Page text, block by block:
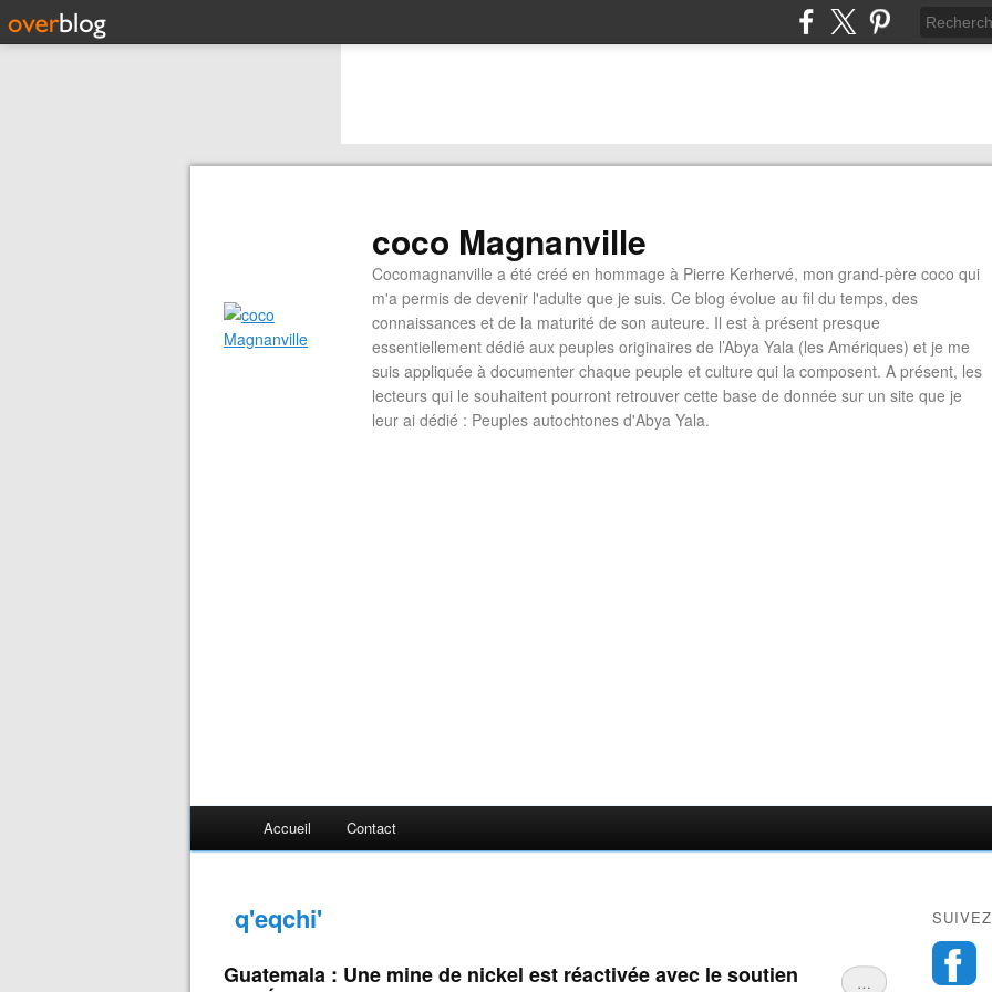
coco Magnanville
Cocomagnanville a été créé en hommage à Pierre Kerhervé, mon grand-père coco qui
m'a permis de devenir l'adulte que je suis. Ce blog évolue au fil du temps, des
connaissances et de la maturité de son auteure. Il est à présent presque
essentiellement dédié aux peuples originaires de l’Abya Yala (les Amériques) et je me
suis appliquée à documenter chaque peuple et culture qui la composent. A présent, les
lecteurs qui le souhaitent pourront retrouver cette base de donnée sur un site que je
leur ai dédié : Peuples autochtones d'Abya Yala.
Accueil Contact
q'eqchi'
…
Guatemala : Une mine de nickel est réactivée avec le soutien